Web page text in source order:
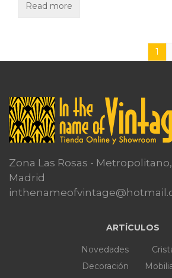
Read more
1
Zona Las Rosas -
Madrid
ARTÍCULOS
Novedades
Decoración